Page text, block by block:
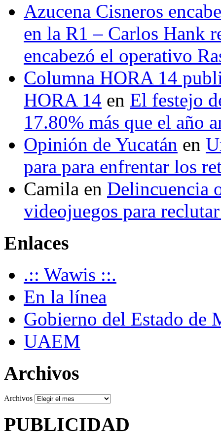
Azucena Cisneros
en la R1 – Carlos Hank
encabezó el operativo
Columna HORA 14
HORA 14 en El festejo
17.80% más que el año
Opinión de Yucatán en
para para enfrentar los
Camila en Delincuencia
videojuegos para
Enlaces
.:: Wawis ::.
En la línea
Gobierno del Estado de
UAEM
Archivos
Archivos
PUBLICIDAD